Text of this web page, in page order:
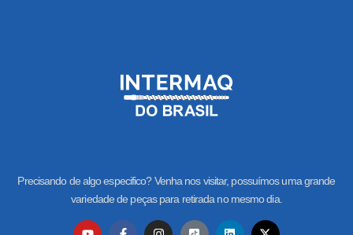
Precisando de algo especifico? Venha nos visitar, possuímos uma grande
variedade de peças para retirada no mesmo dia.